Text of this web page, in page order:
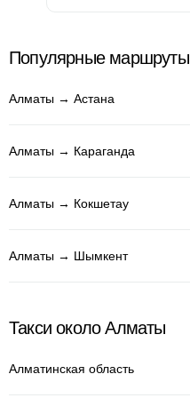
Популярные
Алматы → Астана
Алматы → Караганда
Алматы → Кокшетау
Алматы → Шымкент
Такси около Алматы
Алматинская область